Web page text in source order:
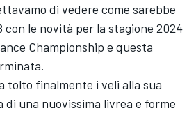
di vedere come sarebbe
con le novità per la stagione 2024
Championship e questa
tolto finalmente i veli alla sua
una nuovissima livrea e forme